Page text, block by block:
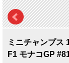
ミニチャンプス
F1 モナコGP